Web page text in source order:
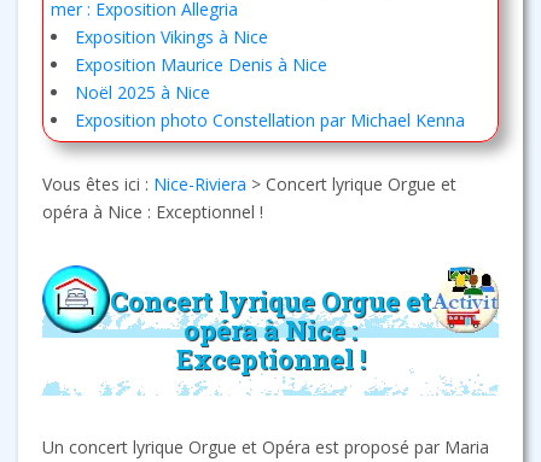
mer : Exposition Allegria
Exposition Vikings à Nice
Exposition Maurice Denis à Nice
Noël 2025 à Nice
Exposition photo Constellation par Michael Kenna
Vous êtes ici : Nice-Riviera > Concert lyrique Orgue et
opéra à Nice : Exceptionnel !
Concert lyrique Orgue et
opéra à Nice :
Exceptionnel !
Un concert lyrique Orgue et Opéra est proposé par Maria